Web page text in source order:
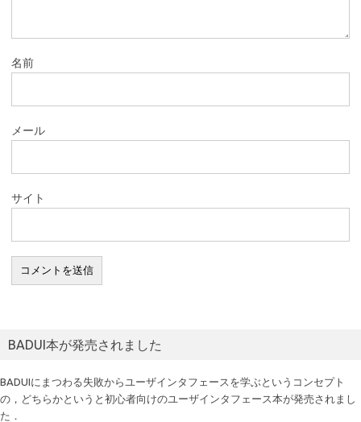
名前
メール
サイト
BADUI本が発売されました
BADUIにまつわる失敗からユーザインタフェースを学ぶというコンセプト
の，どちらかというと初心者向けのユーザインタフェース本が発売されまし
た．